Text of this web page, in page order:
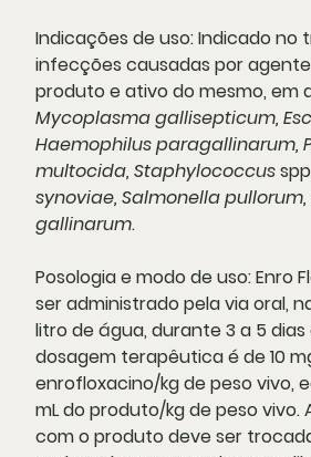
Indicações de uso:Indicado no
infecções causadas por
produto e ativo do mesmo, em
Mycoplasma gallisepticum,
Haemophilus paragallinarum,
multocida, Staphylococcusspp
synoviae, Salmonella
gallinarum.
Posologia e modo de uso:Enro
ser administrado pela via oral,
litro de água, durante 3 a 5
dosagem terapêutica é de 10
enrofloxacino/kg de peso vivo,
mL do produto/kg de peso vivo.
com o produto deve ser